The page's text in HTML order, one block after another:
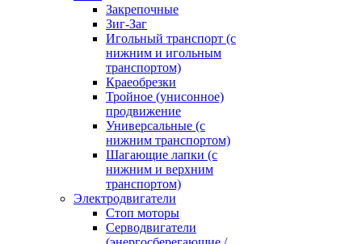
Закрепочные
Зиг-Заг
Игольный транспорт (с
нижним и игольным
транспортом)
Краеобрезки
Тройное (унисонное)
продвижение
Универсальные (с
нижним транспортом)
Шагающие лапки (с
нижним и верхним
транспортом)
Электродвигатели
Стоп моторы
Серводвигатели